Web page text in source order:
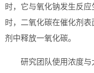
时，它与氧化钠发生反
时，二氧化碳在催化剂
剂中释放一氧化碳。
研究团队使用浓度与